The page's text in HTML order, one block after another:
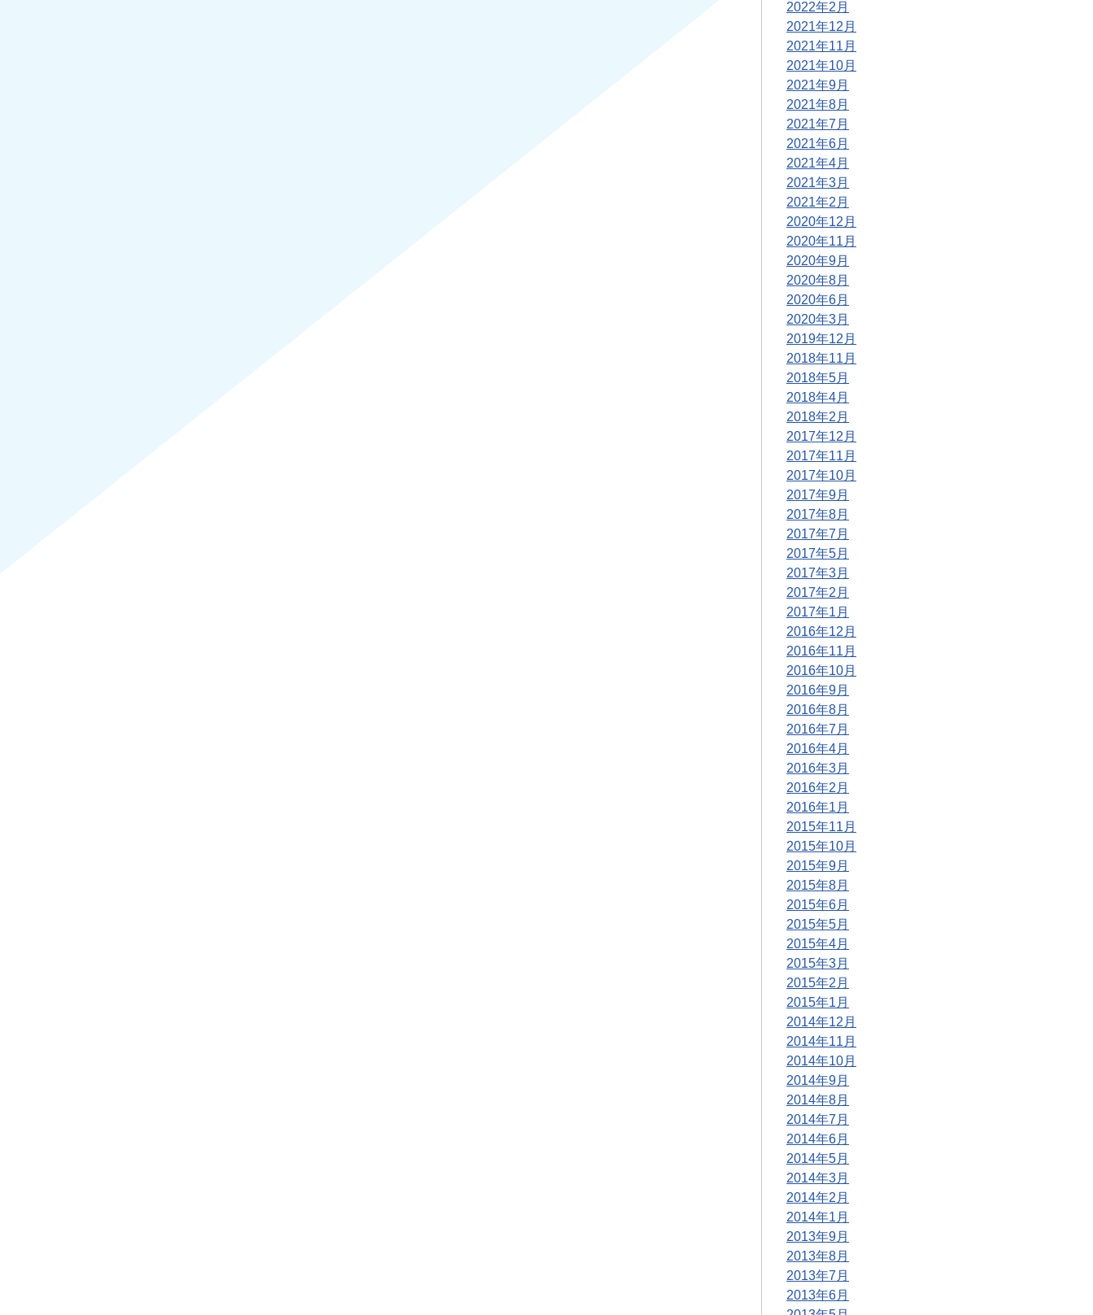
2022年2月
2021年12月
2021年11月
2021年10月
2021年9月
2021年8月
2021年7月
2021年6月
2021年4月
2021年3月
2021年2月
2020年12月
2020年11月
2020年9月
2020年8月
2020年6月
2020年3月
2019年12月
2018年11月
2018年5月
2018年4月
2018年2月
2017年12月
2017年11月
2017年10月
2017年9月
2017年8月
2017年7月
2017年5月
2017年3月
2017年2月
2017年1月
2016年12月
2016年11月
2016年10月
2016年9月
2016年8月
2016年7月
2016年4月
2016年3月
2016年2月
2016年1月
2015年11月
2015年10月
2015年9月
2015年8月
2015年6月
2015年5月
2015年4月
2015年3月
2015年2月
2015年1月
2014年12月
2014年11月
2014年10月
2014年9月
2014年8月
2014年7月
2014年6月
2014年5月
2014年3月
2014年2月
2014年1月
2013年9月
2013年8月
2013年7月
2013年6月